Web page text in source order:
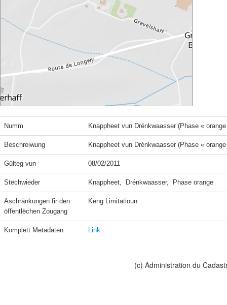
Numm Knappheet vun Drénkwaasser (Phase «
Beschreiwung Knappheet vun Drénkwaasser (Phase «
Gülteg vun 08/02/2011
Stëchwieder Knappheet,  Drénkwaasser,  Phase orange
Aschränkungen fir den
öffentlëchen Zougang
Keng Limitatioun
Komplett Metadaten Link
(c) Administration du